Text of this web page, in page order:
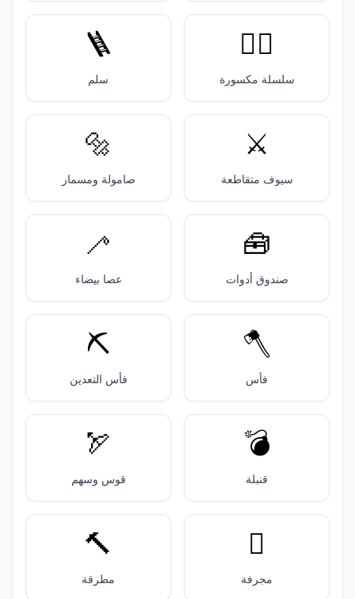
⛓️‍💥
سلسلة مكسورة
🪜
سلم
⚔️
سيوف متقاطعة
🔩
صامولة ومسمار
🧰
صندوق أدوات
🦯
عصا بيضاء
🪓
فأس
⛏️
فأس التعدين
💣️
قنبلة
🏹
قوس وسهم
🪏
مجرفة
🔨
مطرقة